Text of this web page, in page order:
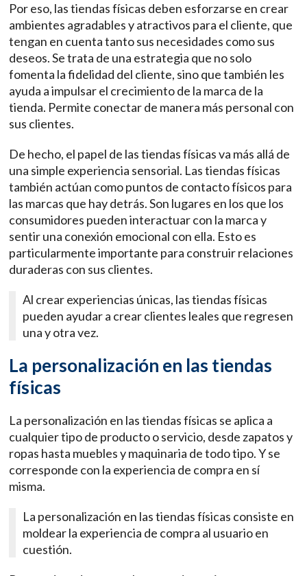
Por eso, las tiendas físicas deben esforzarse en crear
ambientes agradables y atractivos para el cliente, que
tengan en cuenta tanto sus necesidades como sus
deseos. Se trata de una estrategia que no solo
fomenta la fidelidad del cliente, sino que también les
ayuda a impulsar el crecimiento de la marca de la
tienda. Permite conectar de manera más personal con
sus clientes.
De hecho, el papel de las tiendas físicas va más allá de
una simple experiencia sensorial. Las tiendas físicas
también actúan como puntos de contacto físicos para
las marcas que hay detrás. Son lugares en los que los
consumidores pueden interactuar con la marca y
sentir una conexión emocional con ella. Esto es
particularmente importante para construir relaciones
duraderas con sus clientes.
Al crear experiencias únicas, las tiendas físicas
pueden ayudar a crear clientes leales que regresen
una y otra vez.
La personalización en las tiendas
físicas
La personalización en las tiendas físicas se aplica a
cualquier tipo de producto o servicio, desde zapatos y
ropas hasta muebles y maquinaria de todo tipo. Y se
corresponde con la experiencia de compra en sí
misma.
La personalización en las tiendas físicas consiste en
moldear la experiencia de compra al usuario en
cuestión.